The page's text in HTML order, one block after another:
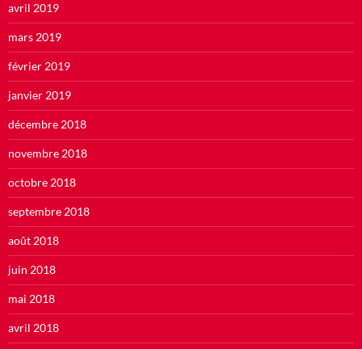
avril 2019
mars 2019
février 2019
janvier 2019
décembre 2018
novembre 2018
octobre 2018
septembre 2018
août 2018
juin 2018
mai 2018
avril 2018